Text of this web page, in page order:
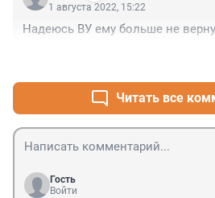
1 августа 2022, 15:22
Надеюсь ВУ ему больше не
Читать все
Гость
Войти